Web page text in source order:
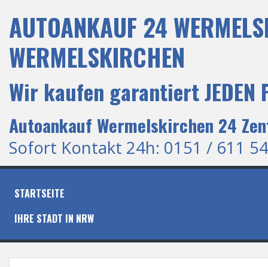
AUTOANKAUF 24
WERMELSKIRCHEN
Wir kaufen garantiert JEDEN
Autoankauf Wermelskirchen 24
Sofort Kontakt 24h: 0151 / 611
STARTSEITE
IHRE STADT IN NRW